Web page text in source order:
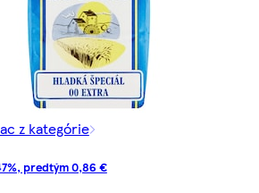
z kategórie
predtým 0,86 €